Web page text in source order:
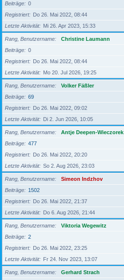
Beiträge
0
Registriert
Do 26. Mai 2022, 08:44
Letzte Aktivität
Mi 26. Apr 2023, 15:33
Rang, Benutzername
Christine Laumann
Beiträge
0
Registriert
Do 26. Mai 2022, 08:44
Letzte Aktivität
Mo 20. Jul 2026, 19:25
Rang, Benutzername
Volker Fäßler
Beiträge
69
Registriert
Do 26. Mai 2022, 09:02
Letzte Aktivität
Di 2. Jun 2026, 10:05
Rang, Benutzername
Antje Deepen-Wieczorek
Beiträge
477
Registriert
Do 26. Mai 2022, 20:20
Letzte Aktivität
So 2. Aug 2026, 23:03
Rang, Benutzername
Simeon Indzhov
Beiträge
1502
Registriert
Do 26. Mai 2022, 21:37
Letzte Aktivität
Do 6. Aug 2026, 21:44
Rang, Benutzername
Viktoria Wegewitz
Beiträge
2
Registriert
Do 26. Mai 2022, 23:25
Letzte Aktivität
Fr 24. Nov 2023, 13:07
Rang, Benutzername
Gerhard Strach